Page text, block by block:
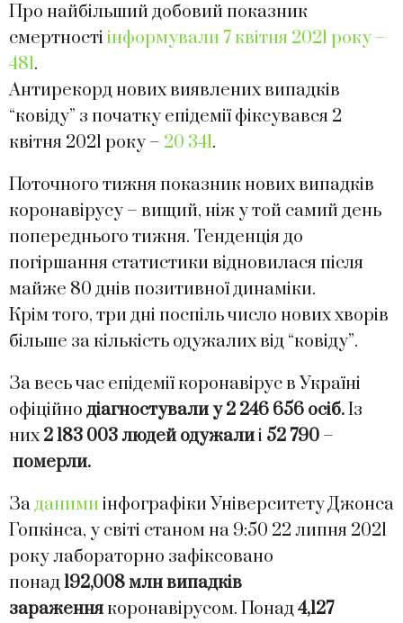
Про найбільший добовий показник
смертності інформували 7 квітня 2021 року –
481.
Антирекорд нових виявлених випадків
“ковіду” з початку епідемії фіксувався 2
квітня 2021 року – 20 341.
Поточного тижня показник нових випадків
коронавірусу – вищий, ніж у той самий день
попереднього тижня. Тенденція до
погіршання статистики відновилася після
майже 80 днів позитивної динаміки.
Крім того, три дні поспіль число нових хворів
більше за кількість одужалих від “ковіду”.
За весь час епідемії коронавірус в Україні
офіційно діагностували у 2 246 656 осіб.Із
них2 183 003 людей одужалиі 52 790 –
померли.
Заданими інфографіки Університету Джонса
Гопкінса, у світі станом на 9:50 22 липня 2021
року лабораторно зафіксовано
понад192,008млн випадків
зараженнякоронавірусом. Понад4,127